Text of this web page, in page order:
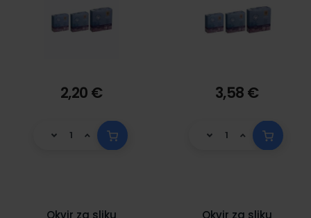
2,20 € 3,58 €
Okvir za sliku Okvir za sliku